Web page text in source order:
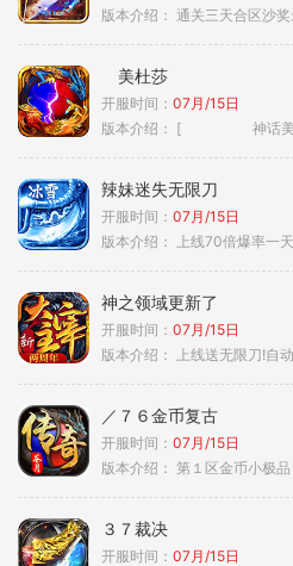
版本介绍： 通关三天合区沙
美杜莎
开服时间： 07月/15日
版本介绍： [ 神话
辣妹迷失无限刀
开服时间： 07月/15日
版本介绍：
上线70倍爆率一天
神之领域更新了
开服时间： 07月/15日
版本介绍：
上线送无限刀!自
／７６金币复古
开服时间： 07月/15日
版本介绍： 第１区金币小极品
３７裁决
开服时间： 07月/15日